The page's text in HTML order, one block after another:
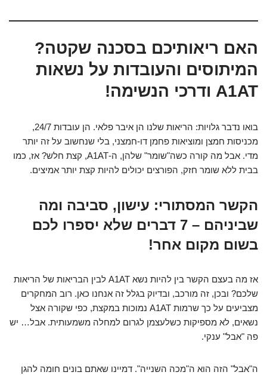
האם ריאותיכם בסכנה שקטה?
המיתוסים והעובדות על נשאות
A1AT ודרכי הנשימה!
בואו נדבר גלויות: הריאות שלנו הן איבר פלאי. הן עובדות 24/7,
מכניסות חמצן ומוציאות פחמן דו-חמצני, בלי שנחשוב על זה יותר
מדי. אבל מה קורה כשה"שומר" שלהן, ה-A1AT, קצת חלש? אז, כמו
בבית ללא שומר חזק, הפורצים יכולים להיות קצת יותר אמיצים.
הקשר המסתורי: עישון, סביבה ומה
שביניהם – 7 דברים שלא יספרו לכם
בשום מקום אחר!
אז מה בעצם הקשר בין להיות נשא A1AT לבין הבריאות של הריאות
שלכם? ובכן, זה מורכב, ובדיוק בגלל זה אנחנו כאן. רוב המחקרים
מצביעים על כך שרמות A1AT נמוכות במקצת, כפי שקורה אצל
נשאים, לא מספיקות כשלעצמן לגרום למחלה משמעותית. אבל… יש
פה "אבל" ענקי.
ה"אבל" הזה הוא ה"מכה השנייה". דמיינו שאתם בונים חומה להגן